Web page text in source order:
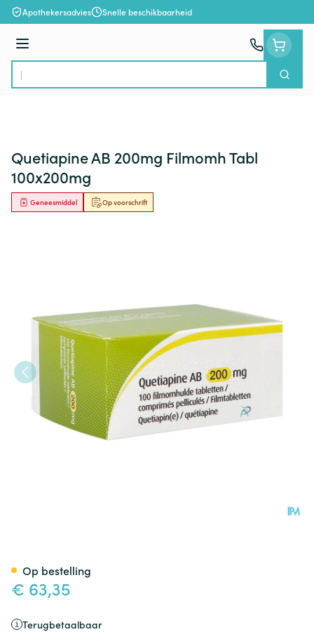
Ga naar de inhoud
Apothekersadvies Snelle beschikbaarheid
Menu
Product, merk, categorie...
Zoek
Quetiapine AB 200mg Filmomh Tabl
100x200mg
Op voorschrift
Geneesmiddel
€ 63,35
Terugbetaalbaar
Op bestelling